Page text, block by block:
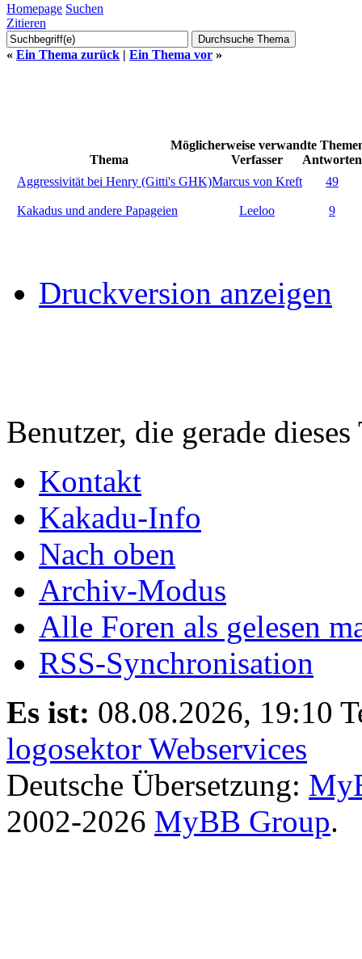
Homepage Suchen
Zitieren
« Ein Thema zurück | Ein Thema vor »
Möglicherweise verwandte
Thema
Verfasser
Antworten
Aggressivität bei Henry (Gitti's GHK)Marcus von Kreft 49
Kakadus und andere Papageien Leeloo 9
Druckversion anzeigen
Benutzer, die gerade
Kontakt
Kakadu-Info
Nach oben
Archiv-Modus
Alle Foren als gelesen
RSS-Synchronisation
Es ist: 08.08.2026, 19:10
logosektor Webservices
Deutsche Übersetzung:
2002-2026 MyBB Group.